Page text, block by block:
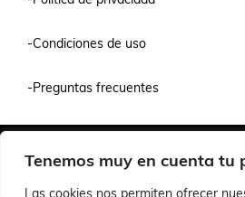
Tenemos muy en cuenta tu
Las cookies nos permiten ofrecer
-Condiciones de uso
-Preguntas frecuentes
© 2026